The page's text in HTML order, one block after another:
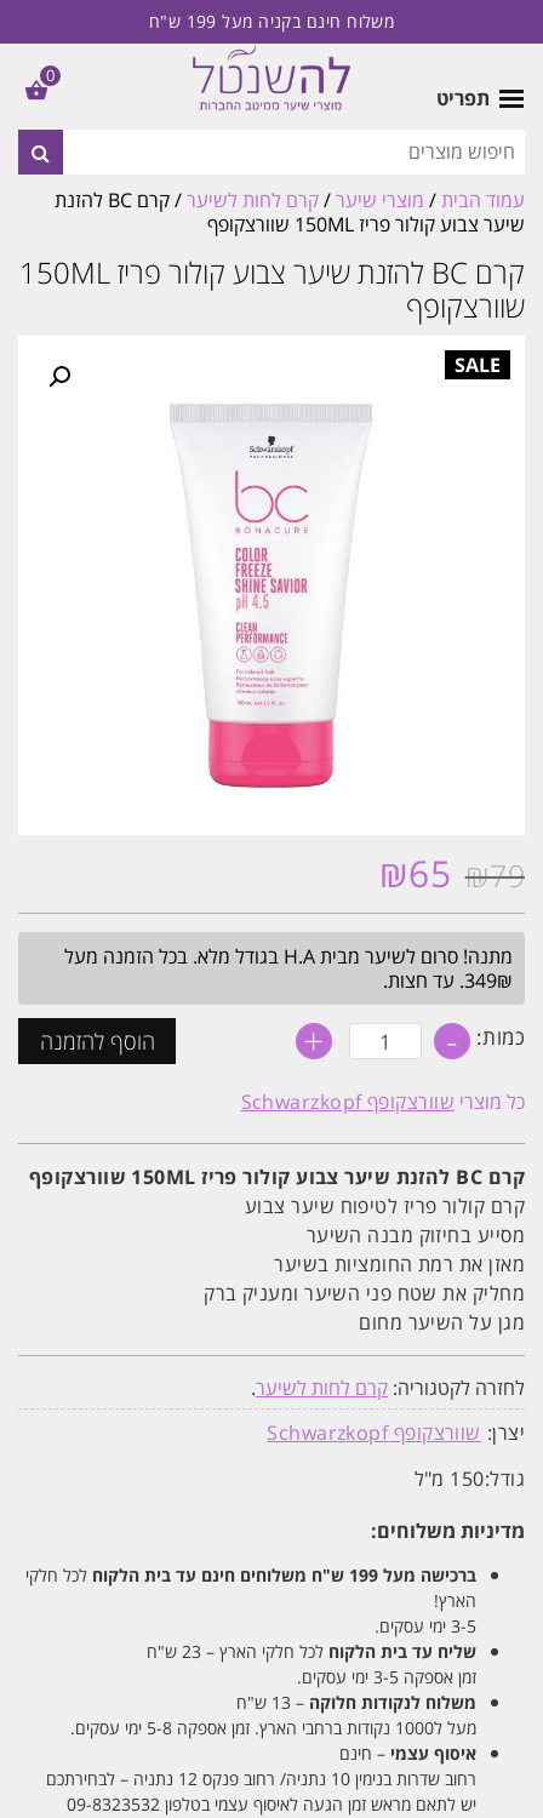
משלוח חינם בקניה מעל 199 ש"ח
תפריט
עמוד הבית/ מוצרי שיער/קרם לחות לשיער
/ קרם BC להזנת
שיער צבוע קולור פריז 150ML שוורצקופף
קרם BC להזנת שיער צבוע קולור פריז 150ML
שוורצקופף
₪79
המחיר
היה:
₪79.
₪65
הוא:
₪65.
מתנה! סרום לשיער מבית H.A בגודל מלא. בכל הזמנה מעל
349₪. עד חצות.
כמות: - כמות
של
BC
להזנת
צבוע
קולור
פריז
150ML
שוורצקופף
+ הוסף להזמנה
כל מוצרי שוורצקופף Schwarzkopf
קרם BC להזנת שיער צבוע קולור פריז 150ML שוורצקופף
קרם קולור פריז לטיפוח שיער צבוע
מסייע בחיזוק מבנה השיער
מאזן את רמת החומציות בשיער
מחליק את שטח פני השיער ומעניק ברק
מגן על השיער מחום
לחזרה לקטגוריה: קרם לחות לשיער.
יצרן: שוורצקופף Schwarzkopf
גודל:150 מ"ל
מדיניות משלוחים:
ברכישה מעל 199 ש"ח משלוחים חינם עד בית הלקוח לכל חלקי
הארץ!
3-5 ימי עסקים.
שליח עד בית הלקוח לכל חלקי הארץ – 23 ש"ח
זמן אספקה 3-5 ימי עסקים.
משלוח לנקודות חלוקה – 13 ש"ח
מעל ל1000 נקודות ברחבי הארץ. זמן אספקה 5-8 ימי עסקים.
איסוף עצמי – חינם
רחוב שדרות בנימין 10 נתניה/ רחוב פנקס 12 נתניה – לבחירתכם
יש לתאם מראש זמן הגעה לאיסוף עצמי בטלפון 09-8323532
0